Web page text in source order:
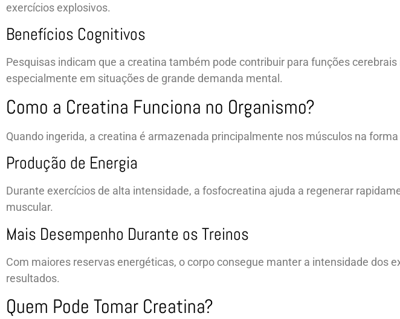
exercícios explosivos.
Benefícios Cognitivos
Pesquisas indicam que a creatina também pode contribuir para funções
especialmente em situações de grande demanda mental.
Como a Creatina Funciona no Organismo?
Quando ingerida, a creatina é armazenada principalmente nos músculos na
Produção de Energia
Durante exercícios de alta intensidade, a fosfocreatina ajuda a regenerar
muscular.
Mais Desempenho Durante os Treinos
Com maiores reservas energéticas, o corpo consegue manter a intensidade dos
resultados.
Quem Pode Tomar Creatina?